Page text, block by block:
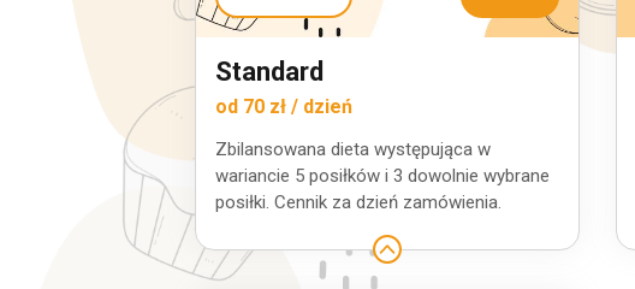
Standard
od 70 zł / dzień
Zbilansowana dieta występująca w
wariancie 5 posiłków i 3 dowolnie wybrane
posiłki. Cennik za dzień zamówienia.